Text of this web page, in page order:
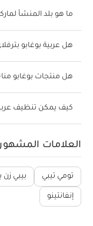
ما هو بلد المنشأ
هل عربية بوغابو
هل منتجات بوغابو
كيف يمكن تنظيف
العلامات
تومي تيبي بيبي زن
إنفانتينو